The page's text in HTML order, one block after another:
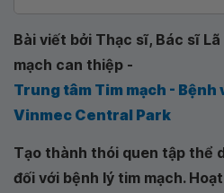
Bài viết bởi Thạc sĩ, Bác sĩ
mạch can thiệp -
Trung tâm Tim mạch - Bệnh
Vinmec Central Park
Tạo thành thói quen tập thể
đối với bệnh lý tim mạch.